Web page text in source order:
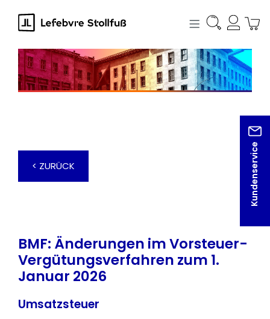
springen
Kundenservice
< ZURÜCK
BMF: Änderungen im Vorsteuer-
Vergütungsverfahren zum 1.
Januar 2026
Umsatzsteuer